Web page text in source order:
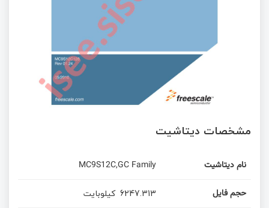
مشخصات دیتاشیت
نام دیتاشیت MC9S12C,GC Family
حجم فایل 6247.313 کیلوبایت